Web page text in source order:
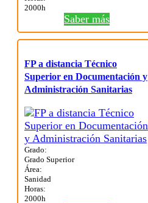
2000h
Saber más
FP a distancia Técnico
Superior en Documentación y
Administración Sanitarias
Grado:
Grado Superior
Área:
Sanidad
Horas:
2000h